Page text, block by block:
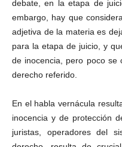
debate, en la etapa de
embargo, hay que
adjetiva de la materia es
para la etapa de juicio, y
de inocencia, pero poco se
derecho referido.
En el habla vernácula
inocencia y de protección
juristas, operadores del